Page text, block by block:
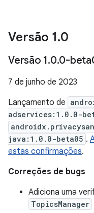
Versão 1.0
Versão 1.0.0-
7 de junho de 2023
Lançamento de
adservices:1.0.0-
java:1.0.0-beta05 .
estas confirmações.
Correções de bugs
Adiciona uma
TopicsManager